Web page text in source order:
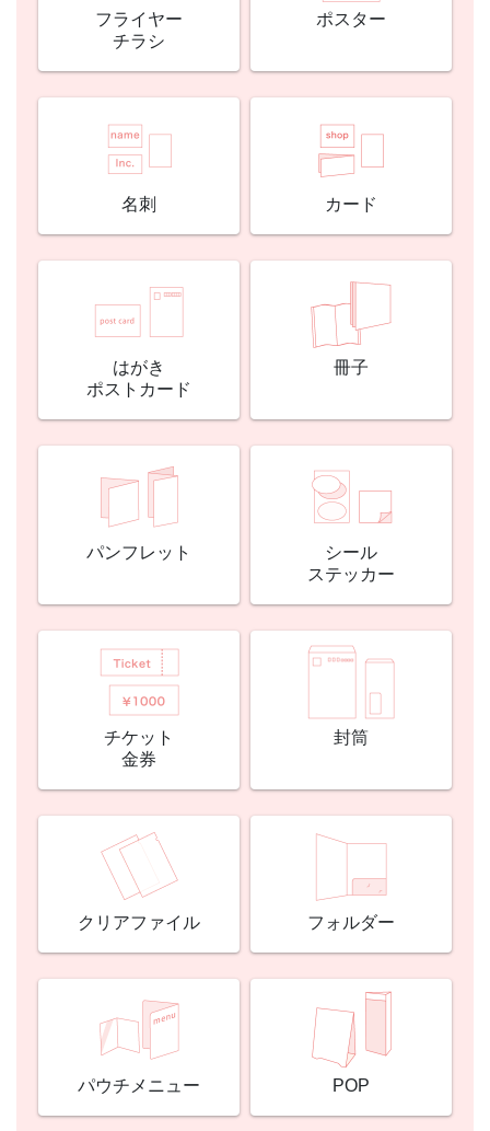
フライヤー
チラシ
ポスター
名刺 カード
はがき
ポストカード
冊子
パンフレット
シール
ステッカー
チケット
金券
封筒
クリアファイル フォルダー
パウチメニュー POP